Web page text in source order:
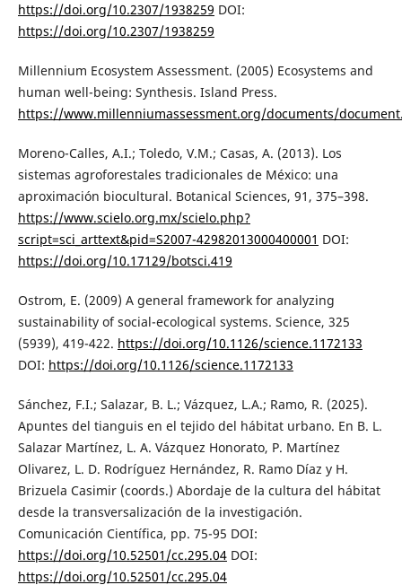
https://doi.org/10.2307/1938259 DOI:
https://doi.org/10.2307/1938259
Millennium Ecosystem Assessment. (2005) Ecosystems and
human well-being: Synthesis. Island Press.
https://www.millenniumassessment.org/documents/
Moreno-Calles, A.I.; Toledo, V.M.; Casas, A. (2013). Los
sistemas agroforestales tradicionales de México: una
aproximación biocultural. Botanical Sciences, 91, 375–398.
https://www.scielo.org.mx/scielo.php?
script=sci_arttext&pid=S2007-42982013000400001 DOI:
https://doi.org/10.17129/botsci.419
Ostrom, E. (2009) A general framework for analyzing
sustainability of social-ecological systems. Science, 325
(5939), 419-422. https://doi.org/10.1126/science.1172133
DOI: https://doi.org/10.1126/science.1172133
Sánchez, F.I.; Salazar, B. L.; Vázquez, L.A.; Ramo, R. (2025).
Apuntes del tianguis en el tejido del hábitat urbano. En B. L.
Salazar Martínez, L. A. Vázquez Honorato, P. Martínez
Olivarez, L. D. Rodríguez Hernández, R. Ramo Díaz y H.
Brizuela Casimir (coords.) Abordaje de la cultura del hábitat
desde la transversalización de la investigación.
Comunicación Científica, pp. 75-95 DOI:
https://doi.org/10.52501/cc.295.04DOI:
https://doi.org/10.52501/cc.295.04